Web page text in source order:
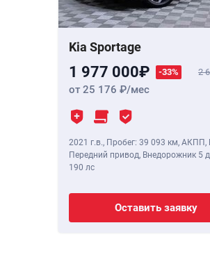
Kia Sportage
1 977 000 -33% 2
от 25 176 /мес
2021 г.в., Пробег: 39 093 км, АКПП,
Передний привод, Внедорожник 5
190 лс
Оставить заявку